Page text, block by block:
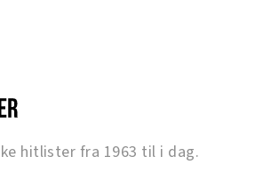
hitlister fra 1963 til i dag.